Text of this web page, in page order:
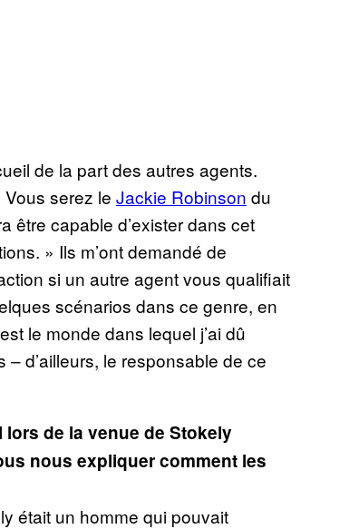
de la part des autres agents.
serez le Jackie Robinson du
être capable d’exister dans cet
» Ils m’ont demandé de
si un autre agent vous qualifiait
scénarios dans ce genre, en
le monde dans lequel j’ai dû
d’ailleurs, le responsable de ce
de la venue de Stokely
nous expliquer comment les
était un homme qui pouvait